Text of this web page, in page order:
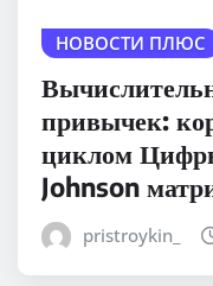
НОВОСТИ ПЛЮС
привычек:
циклом
Johnson
pristroykin_